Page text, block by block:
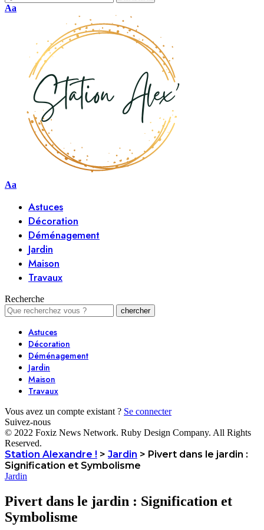
Aa
Aa
Astuces
Décoration
Déménagement
Jardin
Maison
Travaux
Recherche
Astuces
Décoration
Déménagement
Jardin
Maison
Travaux
Vous avez un compte existant ? Se connecter
Suivez-nous
© 2022 Foxiz News Network. Ruby Design Company. All Rights
Reserved.
Station Alexandre ! > Jardin > Pivert dans le jardin :
Signification et Symbolisme
Jardin
Pivert dans le jardin : Signification et
Symbolisme